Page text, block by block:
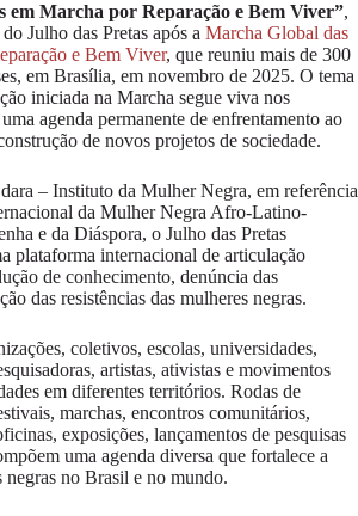
em Marcha por Reparação e Bem Viver”,
Julho das Pretas após a Marcha Global das
e Bem Viver, que reuniu mais de 300
em Brasília, em novembro de 2025. O tema
iniciada na Marcha segue viva nos
agenda permanente de enfrentamento ao
de novos projetos de sociedade.
– Instituto da Mulher Negra, em referência
da Mulher Negra Afro-Latino-
e da Diáspora, o Julho das Pretas
plataforma internacional de articulação
de conhecimento, denúncia das
das resistências das mulheres negras.
coletivos, escolas, universidades,
artistas, ativistas e movimentos
em diferentes territórios. Rodas de
marchas, encontros comunitários,
exposições, lançamentos de pesquisas
uma agenda diversa que fortalece a
negras no Brasil e no mundo.